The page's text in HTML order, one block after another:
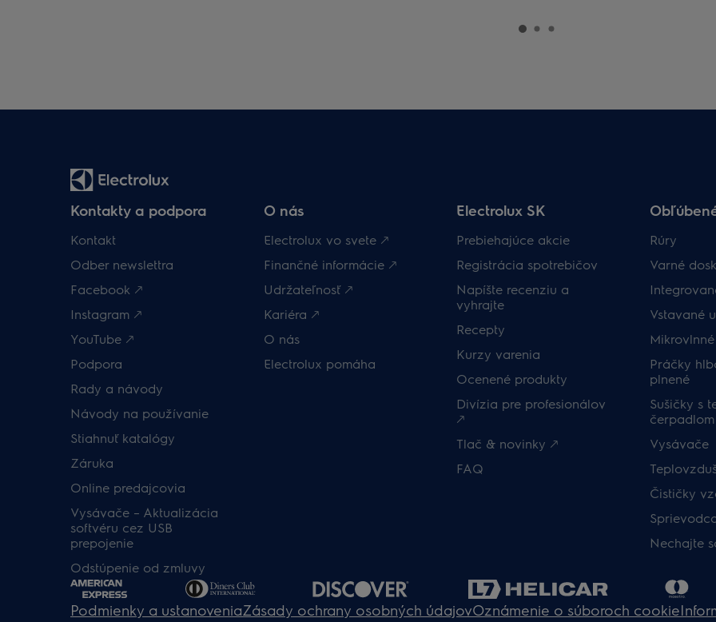
Kontakty a podpora
Kontakt
Odber newslettra
Facebook 🡕
Instagram 🡕
YouTube 🡕
Podpora
Rady a návody
Návody na používanie
Stiahnuť katalógy
Záruka
Online predajcovia
Vysávače – Aktualizácia
softvéru cez USB
prepojenie
Odstúpenie od zmluvy
O nás
Electrolux vo svete 🡕
Finančné informácie 🡕
Udržateľnosť 🡕
Kariéra 🡕
O nás
Electrolux pomáha
Electrolux SK
Prebiehajúce akcie
Registrácia spotrebičov
Napíšte recenziu a
vyhrajte
Recepty
Kurzy varenia
Ocenené produkty
Divízia pre profesionálov
🡕
Tlač & novinky 🡕
FAQ
Rúry
Varné
Vstavané
Práčky
plnené
Sušičky s
čerpadlom
Vysávače
Čističky
Nechajte
Podmienky a ustanoveniaZásady ochrany osobných údajovOznámenie o súboroch cookie